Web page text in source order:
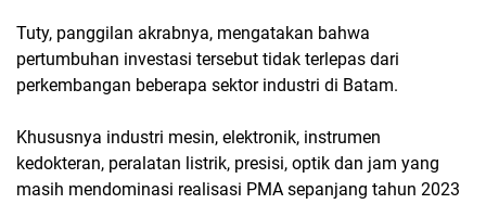
Tuty, panggilan akrabnya, mengatakan bahwa
pertumbuhan investasi tersebut tidak terlepas dari
perkembangan beberapa sektor industri di Batam.
Khususnya industri mesin, elektronik, instrumen
kedokteran, peralatan listrik, presisi, optik dan jam yang
masih mendominasi realisasi PMA sepanjang tahun 2023